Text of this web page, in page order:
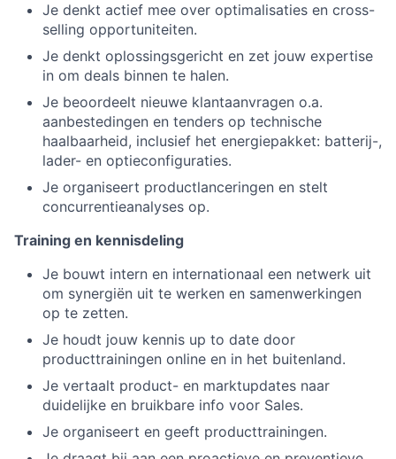
Je denkt actief mee over optimalisaties en cross-
selling opportuniteiten.
Je denkt oplossingsgericht en zet jouw expertise
in om deals binnen te halen.
Je beoordeelt nieuwe klantaanvragen o.a.
aanbestedingen en tenders op technische
haalbaarheid, inclusief het energiepakket: batterij-,
lader- en optieconfiguraties.
Je organiseert productlanceringen en stelt
concurrentieanalyses op.
Training en kennisdeling
Je bouwt intern en internationaal een netwerk uit
om synergiën uit te werken en samenwerkingen
op te zetten.
Je houdt jouw kennis up to date door
producttrainingen online en in het buitenland.
Je vertaalt product- en marktupdates naar
duidelijke en bruikbare info voor Sales.
Je organiseert en geeft producttrainingen.